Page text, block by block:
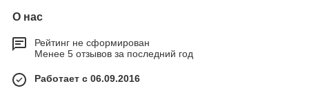
О нас
Рейтинг не сформирован
Менее 5 отзывов за последний год
Работает с 06.09.2016